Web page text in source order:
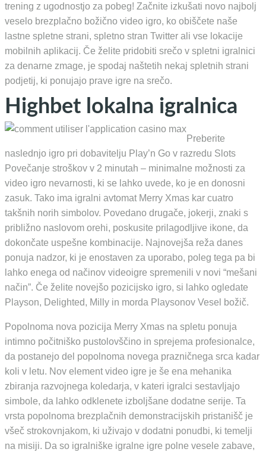
trening z ugodnostjo za pobeg! Začnite izkušati novo najbolj
veselo brezplačno božično video igro, ko obiščete naše
lastne spletne strani, spletno stran Twitter ali vse lokacije
mobilnih aplikacij. Če želite pridobiti srečo v spletni igralnici
za denarne zmage, je spodaj naštetih nekaj spletnih strani
podjetij, ki ponujajo prave igre na srečo.
Highbet lokalna igralnica
Preberite
naslednjo igro pri dobavitelju Play’n Go v razredu Slots
Povečanje stroškov v 2 minutah – minimalne možnosti za
video igro nevarnosti, ki se lahko uvede, ko je en donosni
zasuk. Tako ima igralni avtomat Merry Xmas kar cuatro
takšnih norih simbolov. Povedano drugače, jokerji, znaki s
približno naslovom orehi, poskusite prilagodljive ikone, da
dokončate uspešne kombinacije. Najnovejša reža danes
ponuja nadzor, ki je enostaven za uporabo, poleg tega pa bi
lahko enega od načinov videoigre spremenili v novi “mešani
način”. Če želite novejšo pozicijsko igro, si lahko ogledate
Playson, Delighted, Milly in morda Playsonov Vesel božič.
Popolnoma nova pozicija Merry Xmas na spletu ponuja
intimno počitniško pustolovščino in sprejema profesionalce,
da postanejo del popolnoma novega prazničnega srca kadar
koli v letu. Nov element video igre je še ena mehanika
zbiranja razvojnega koledarja, v kateri igralci sestavljajo
simbole, da lahko odklenete izboljšane dodatne serije. Ta
vrsta popolnoma brezplačnih demonstracijskih pristanišč je
všeč strokovnjakom, ki uživajo v dodatni ponudbi, ki temelji
na misiji. Da so igralniške igralne igre polne vesele zabave,